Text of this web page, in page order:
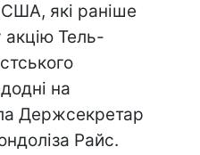
які раніше
акцію Тель-
на
Держсекретар
Райс.